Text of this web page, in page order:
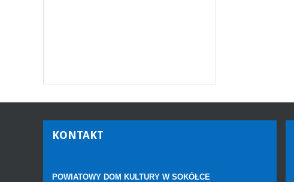
KONTAKT
POWIATOWY DOM KULTURY W SOKÓŁCE